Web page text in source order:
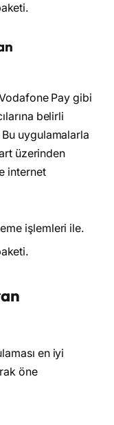
Pay gibi
belirli
uygulamalarla
üzerinden
internet
işlemleri ile.
en iyi
öne